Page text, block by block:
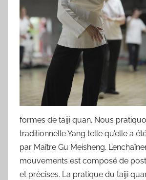
formes de taiji quan. Nous
traditionnelle Yang telle qu’elle a
par Maître Gu Meisheng.
mouvements est composé de
et précises. La pratique du taiji